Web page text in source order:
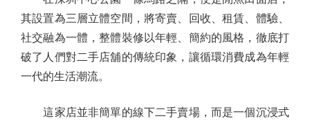
其設置為三層立體空間，將寄賣、回收、租賃、體驗、
社交融為一體，整體裝修以年輕、簡約的風格，徹底打
破了人們對二手店舖的傳統印象，讓循環消費成為年輕
一代的生活潮流。
這家店並非簡單的線下二手賣場，而是一個沉浸式